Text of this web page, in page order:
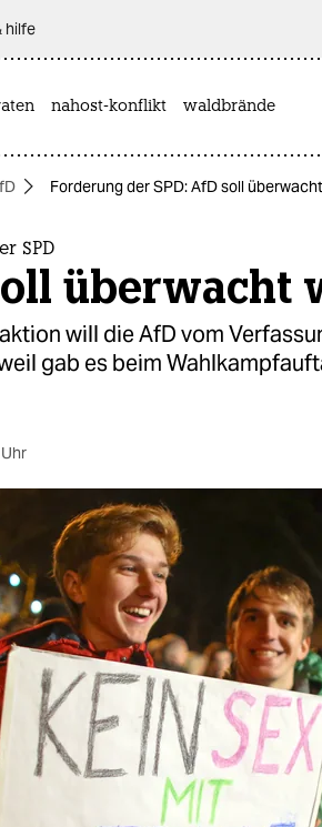
hilfe
nahost-konflikt waldbrände
Forderung der SPD: AfD soll
SPD
überwacht
will die AfD vom
gab es beim